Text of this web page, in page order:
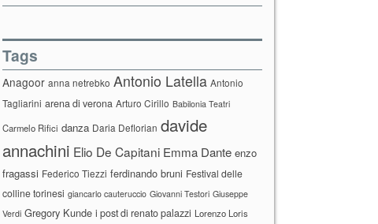
Tags
Anagoor anna netrebko Antonio Latella Antonio
Tagliarini arena di verona Arturo Cirillo Babilonia Teatri
Carmelo Rifici danza Daria Deflorian davide
annachini Elio De Capitani Emma Dante enzo
fragassi Federico Tiezzi ferdinando bruni Festival delle
colline torinesi giancarlo cauteruccio Giovanni Testori Giuseppe
Verdi Gregory Kunde i post di renato palazzi Lorenzo Loris